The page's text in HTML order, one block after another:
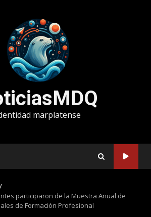
marplatense
participaron de la Muestra Anual de
de Formación Profesional